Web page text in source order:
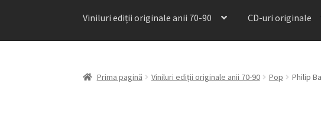
Viniluri ediții originale anii 70-90 CD-uri originale
Prima pagină Viniluri ediții originale anii 70-90 Pop Philip